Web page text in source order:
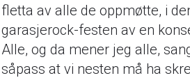
fletta av alle de oppmøtte, i
garasjerock-festen av en
Alle, og da mener jeg alle,
såpass at vi nesten må ha